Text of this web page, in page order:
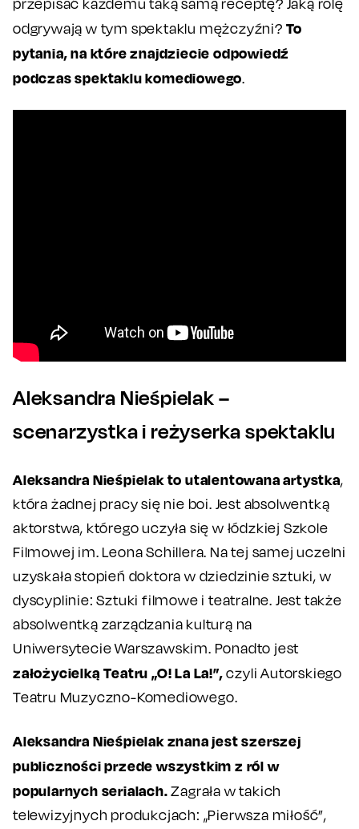
odgrywają w tym spektaklu mężczyźni? To
pytania, na które znajdziecie odpowiedź
podczas spektaklu komediowego.
Aleksandra Nieśpielak –
scenarzystka i reżyserka spektaklu
Aleksandra Nieśpielak to utalentowana artystka,
która żadnej pracy się nie boi. Jest absolwentką
aktorstwa, którego uczyła się w łódzkiej Szkole
Filmowej im. Leona Schillera. Na tej samej uczelni
uzyskała stopień doktora w dziedzinie sztuki, w
dyscyplinie: Sztuki filmowe i teatralne. Jest także
absolwentką zarządzania kulturą na
Uniwersytecie Warszawskim. Ponadto jest
założycielką Teatru „O! La La!”,czyli Autorskiego
Teatru Muzyczno-Komediowego.
Aleksandra Nieśpielak znana jest szerszej
publiczności przede wszystkim z ról w
popularnych serialach.Zagrała w takich
telewizyjnych produkcjach: „Pierwsza miłość”,